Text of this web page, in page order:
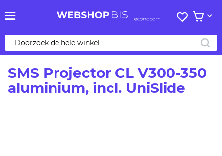
Mijn
Bekijk
SMS Projector CL V300-350
aluminium, incl. UniSlide